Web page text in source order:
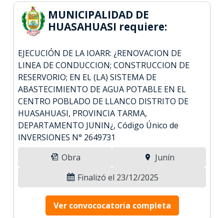
MUNICIPALIDAD DE
HUASAHUASI requiere:
EJECUCIÓN DE LA IOARR: ¿RENOVACION DE
LINEA DE CONDUCCION; CONSTRUCCION DE
RESERVORIO; EN EL (LA) SISTEMA DE
ABASTECIMIENTO DE AGUA POTABLE EN EL
CENTRO POBLADO DE LLANCO DISTRITO DE
HUASAHUASI, PROVINCIA TARMA,
DEPARTAMENTO JUNIN¿, Código Único de
INVERSIONES N° 2649731
Obra
Junín
Finalizó el 23/12/2025
Ver convococatoria completa